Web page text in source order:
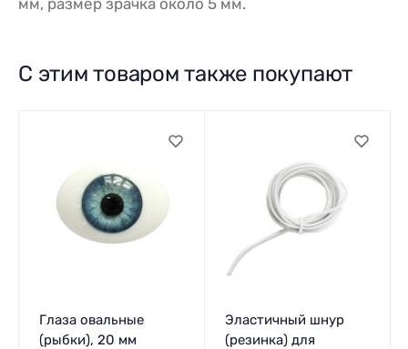
С этим товаром также покупают
Глаза овальные
(рыбки), 20 мм
Эластичный шнур
(резинка) для